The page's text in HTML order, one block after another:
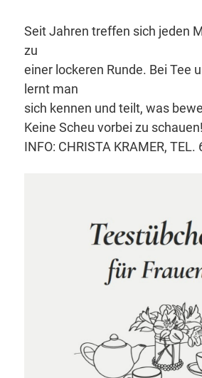
Seit Jahren treffen sich jeden
zu
einer lockeren Runde. Bei Tee
lernt man
sich kennen und teilt, was
Keine Scheu vorbei zu schauen!
INFO: CHRISTA KRAMER, TEL.